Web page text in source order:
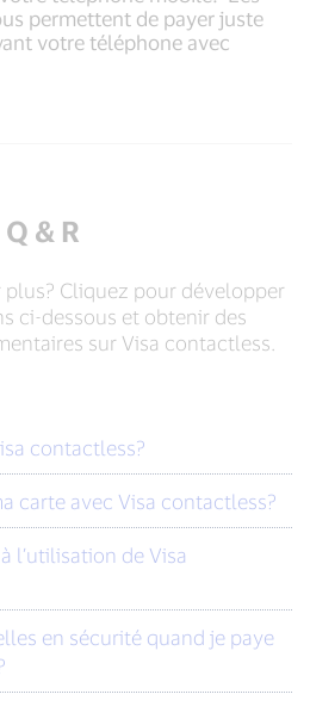
permettent de payer juste
votre téléphone avec
Q & R
Cliquez pour développer
ci-dessous et obtenir des
sur Visa contactless.
contactless?
carte avec Visa contactless?